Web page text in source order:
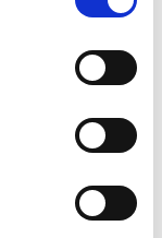
1 MB